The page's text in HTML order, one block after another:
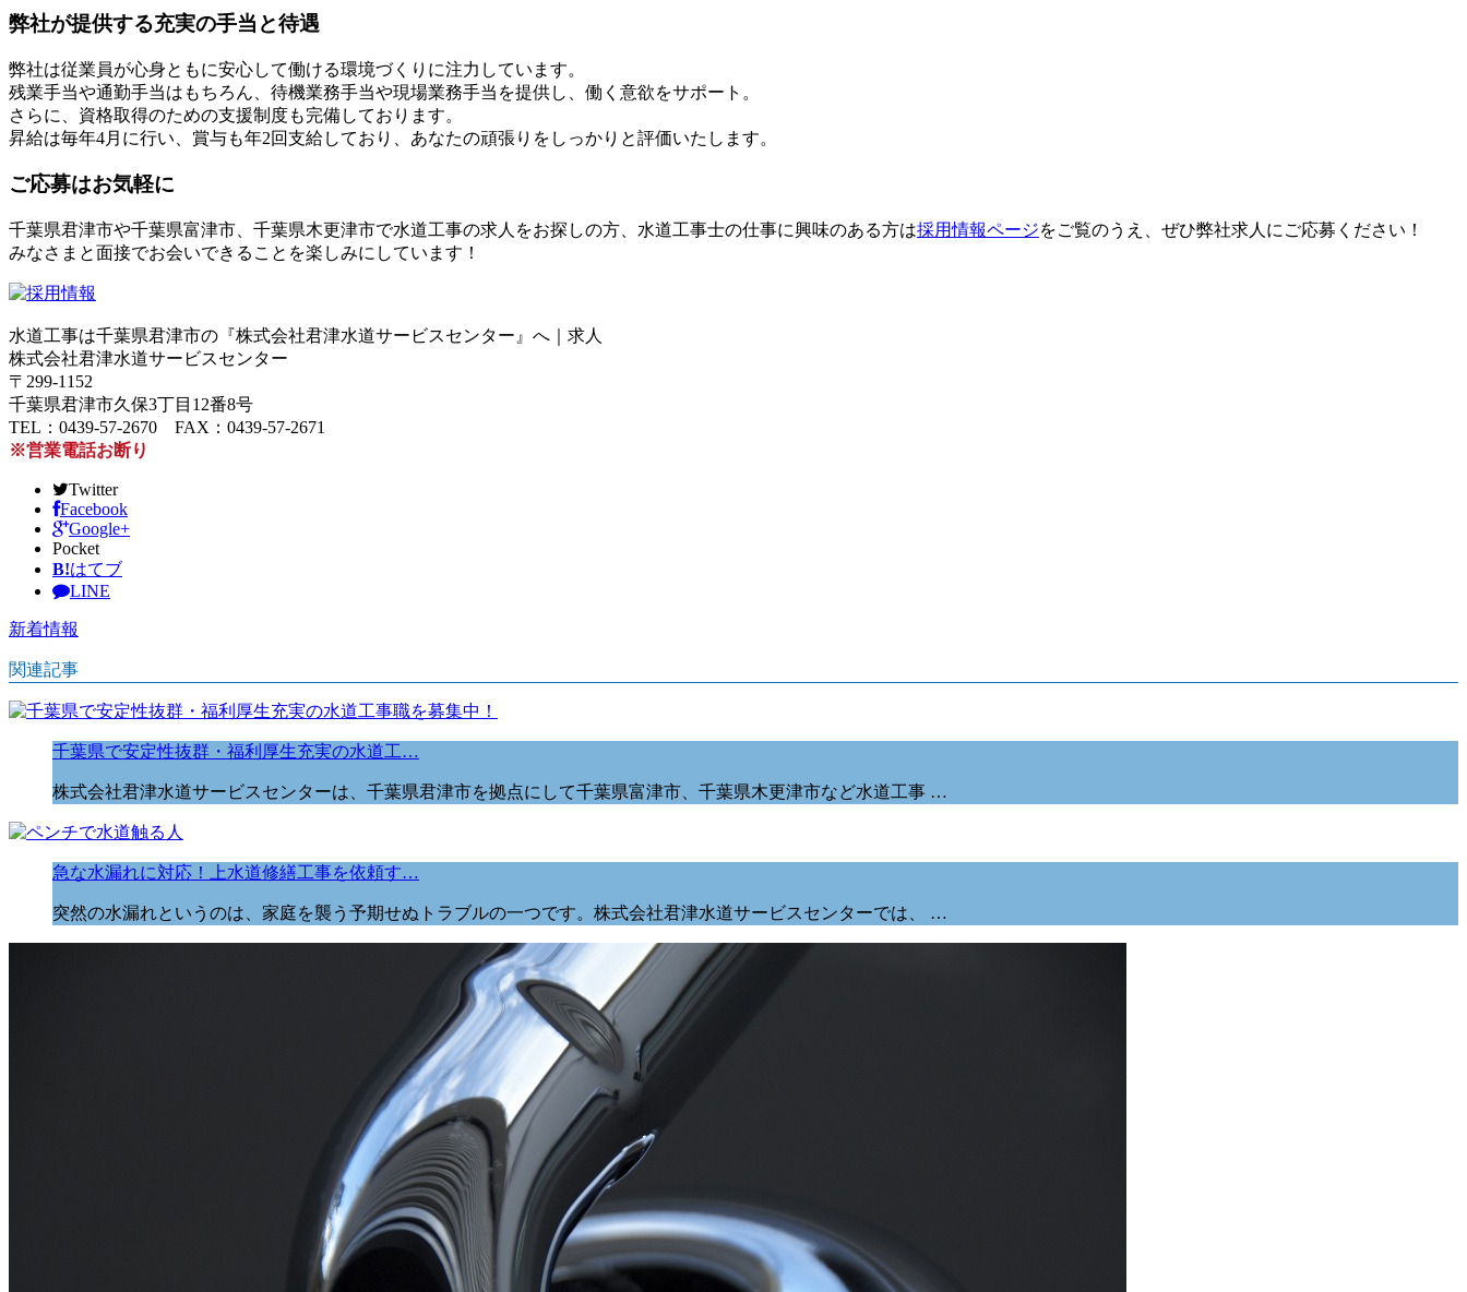
弊社が提供する充実の手当と待遇
弊社は従業員が心身ともに安心して働ける環境づくりに注力しています。
残業手当や通勤手当はもちろん、待機業務手当や現場業務手当を提供し、働く意欲をサポート。
さらに、資格取得のための支援制度も完備しております。
昇給は毎年4月に行い、賞与も年2回支給しており、あなたの頑張りをしっかりと評価いたします。
ご応募はお気軽に
千葉県君津市や千葉県富津市、千葉県木更津市で水道工事の求人をお探しの方、水道工事士の仕事に興味のある方は採用情報ページをご覧のうえ、ぜひ弊社求人にご応募ください！
みなさまと面接でお会いできることを楽しみにしています！
水道工事は千葉県君津市の『株式会社君津水道サービスセンター』へ｜求人
株式会社君津水道サービスセンター
〒299-1152
千葉県君津市久保3丁目12番8号
TEL：0439-57-2670 FAX：0439-57-2671
※営業電話お断り
Twitter
Facebook
Google+
Pocket
B!はてブ
LINE
新着情報
関連記事
千葉県で安定性抜群・福利厚生充実の水道工…
株式会社君津水道サービスセンターは、千葉県君津市を拠点にして千葉県富津市、千葉県木更津市など水道工事 …
急な水漏れに対応！上水道修繕工事を依頼す…
突然の水漏れというのは、家庭を襲う予期せぬトラブルの一つです。株式会社君津水道サービスセンターでは、 …